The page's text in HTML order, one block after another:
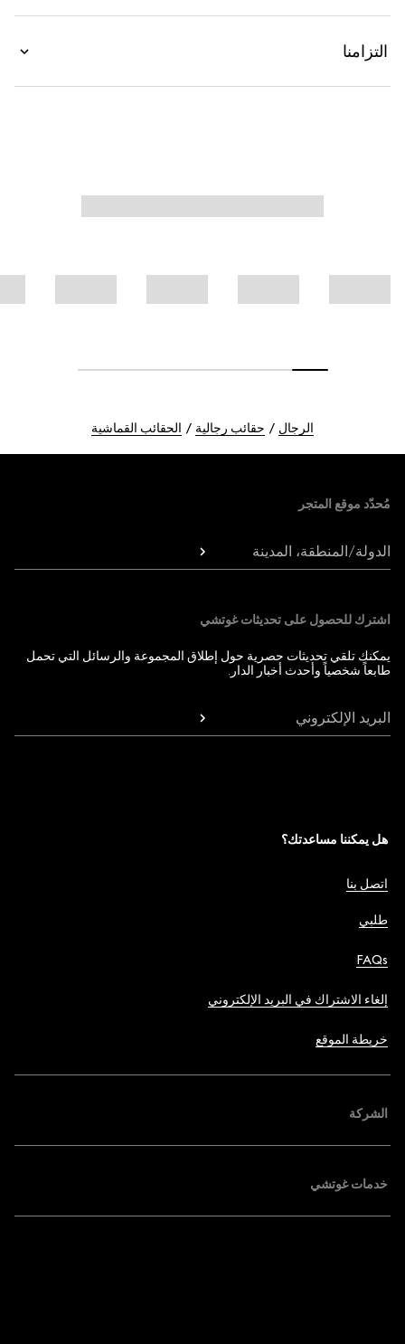
التزامنا
الرجال حقائب رجالية الحقائب القماشية
مُحدّد موقع المتجر
الدولة/المنطقة، المدينة
اشترك للحصول على تحديثات غوتشي
يمكنك تلقي تحديثات حصرية حول إطلاق المجموعة والرسائل التي تحمل
طابعاً شخصياً وأحدث أخبار الدار.
البريد الإلكتروني
هل يمكننا مساعدتك؟
اتصل بنا
طلبي
FAQs
إلغاء الاشتراك في البريد الإلكتروني
خريطة الموقع
الشركة
خدمات غوتشي